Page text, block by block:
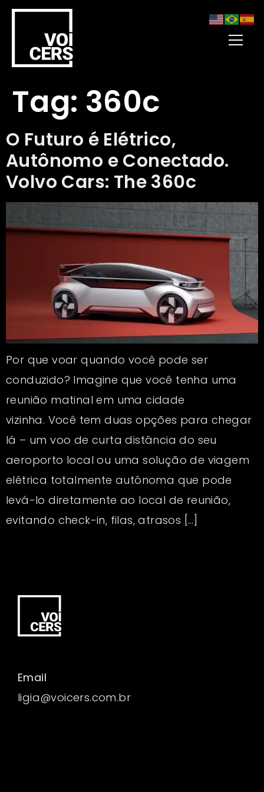
Tag: 360c
O Futuro é Elétrico,
Autônomo e Conectado.
Volvo Cars: The 360c
Por que voar quando você pode ser
conduzido? Imagine que você tenha uma
reunião matinal em uma cidade
vizinha. Você tem duas opções para chegar
lá – um voo de curta distância do seu
aeroporto local ou uma solução de viagem
elétrica totalmente autônoma que pode
levá-lo diretamente ao local de reunião,
evitando check-in, filas, atrasos […]
Email
ligia@voicers.com.br